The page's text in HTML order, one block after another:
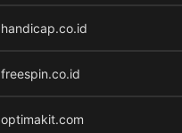
handicap.co.id
freespin.co.id
optimakit.com